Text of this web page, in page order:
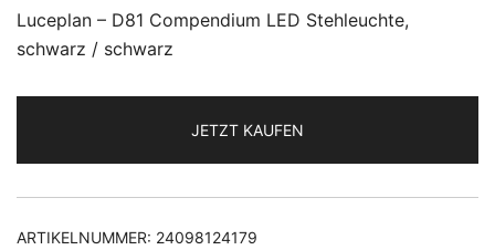
Luceplan – D81 Compendium LED Stehleuchte,
schwarz / schwarz
JETZT KAUFEN
ARTIKELNUMMER: 24098124179